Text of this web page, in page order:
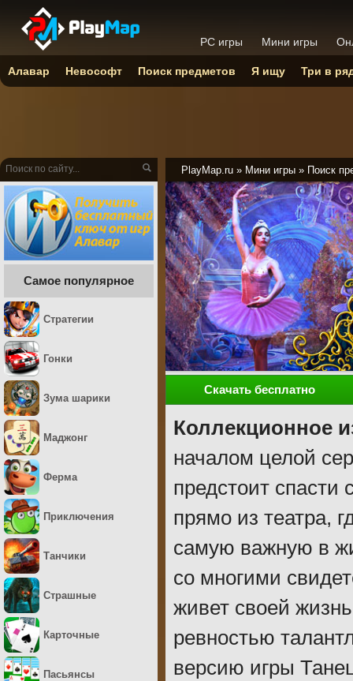
PlayMap.ru » Мини игры » Поиск
Скачать бесплатно
Коллекционное
началом целой
предстоит спасти
прямо из театра,
самую важную в
со многими
живет своей
ревностью
версию игры
Самое популярное
Стратегии
Гонки
Зума шарики
Маджонг
Ферма
Приключения
Танчики
Страшные
Карточные
Пасьянсы
PC игры Мини игры
Алавар Невософт Поиск предметов Я ищу Три в